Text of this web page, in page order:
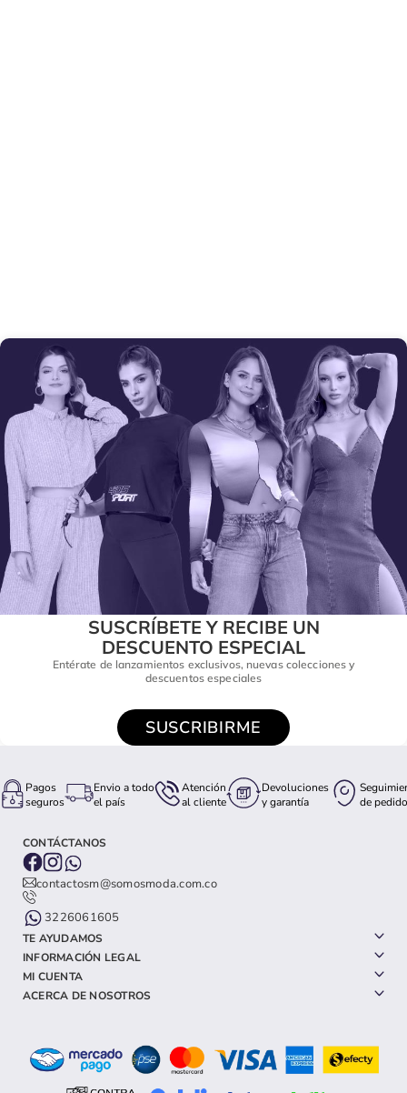
SUSCRÍBETE Y RECIBE UN
DESCUENTO ESPECIAL
Entérate de lanzamientos exclusivos, nuevas colecciones y
descuentos especiales
SUSCRIBIRME
Pagos
seguros
Envio a todo
el país
Atención
al cliente
Devoluciones
y garantía
de pedido
CONTÁCTANOS
contactosm@somosmoda.com.co
3226061605
TE AYUDAMOS
INFORMACIÓN LEGAL
MI CUENTA
ACERCA DE NOSOTROS